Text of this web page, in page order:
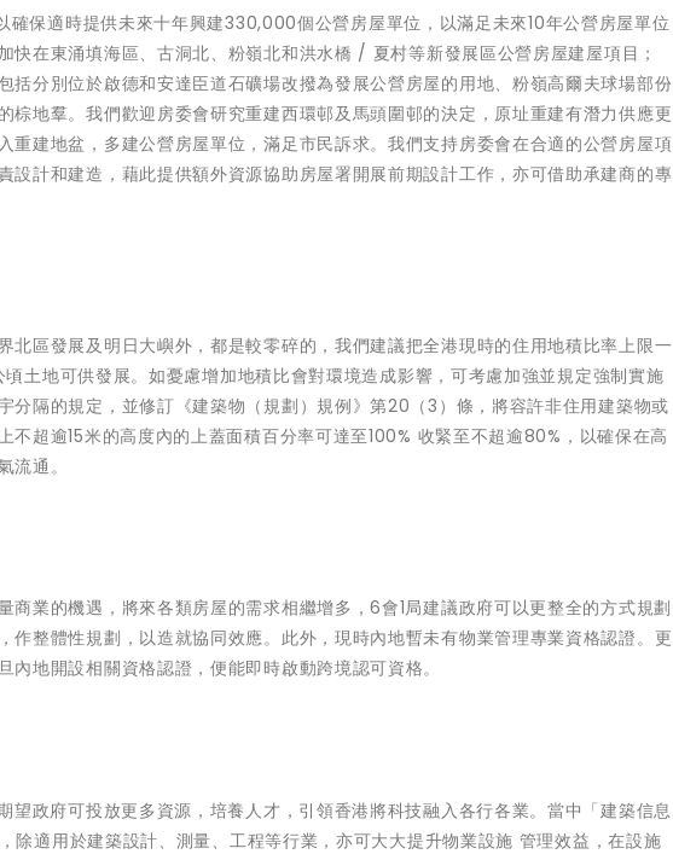
確保適時提供未來十年興建330,000個公營房屋單位，以滿足未來10年公營房屋單位
快在東涌填海區、古洞北、粉嶺北和洪水橋 / 夏村等新發展區公營房屋建屋項目；
括分別位於啟德和安達臣道石礦場改撥為發展公營房屋的用地、粉嶺高爾夫球場部份
棕地羣。我們歡迎房委會研究重建西環邨及馬頭圍邨的決定，原址重建有潛力供應更
重建地盆，多建公營房屋單位，滿足市民訴求。我們支持房委會在合適的公營房屋項
設計和建造，藉此提供額外資源協助房屋署開展前期設計工作，亦可借助承建商的專
北區發展及明日大嶼外，都是較零碎的，我們建議把全港現時的住用地積比率上限一
土地可供發展。如憂慮增加地積比會對環境造成影響，可考慮加強並規定強制實施
分隔的規定，並修訂《建築物（規劃）規例》第20（3）條，將容許非住用建築物或
不超逾15米的高度內的上蓋面積百分率可達至100% 收緊至不超逾80%，以確保在高
流通。
商業的機遇，將來各類房屋的需求相繼增多，6會1局建議政府可以更整全的方式規劃
作整體性規劃，以造就協同效應。此外，現時內地暫未有物業管理專業資格認證。更
地開設相關資格認證，便能即時啟動跨境認可資格。
望政府可投放更多資源，培養人才，引領香港將科技融入各行各業。當中「建築信息
除適用於建築設計、測量、工程等行業，亦可大大提升物業設施 管理效益，在設施